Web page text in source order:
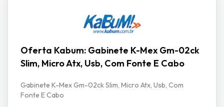
Oferta Kabum: Gabinete K-Mex Gm-02ck
Slim, Micro Atx, Usb, Com Fonte E Cabo
Gabinete K-Mex Gm-02ck Slim, Micro Atx, Usb, Com
Fonte E Cabo